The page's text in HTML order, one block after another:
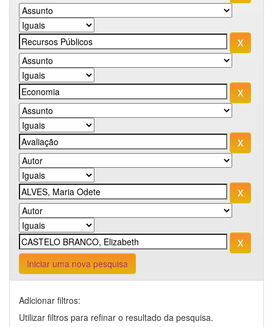
Iniciar uma nova pesquisa
Adicionar filtros:
Utilizar filtros para refinar o resultado da pesquisa.